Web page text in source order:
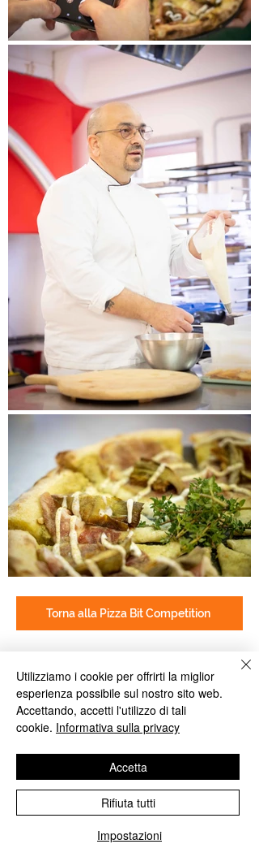
Torna alla Pizza Bit Competition
Utilizziamo i cookie per offrirti la miglior
esperienza possibile sul nostro sito web.
Accettando, accetti l'utilizzo di tali
cookie. Informativa sulla privacy
Impostazioni
Rifiuta tutti
Accetta